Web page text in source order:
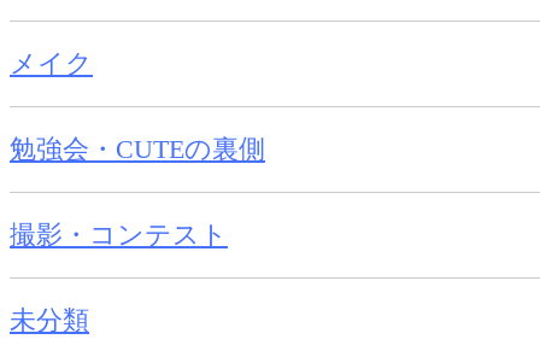
メイク
勉強会・CUTEの裏側
撮影・コンテスト
未分類